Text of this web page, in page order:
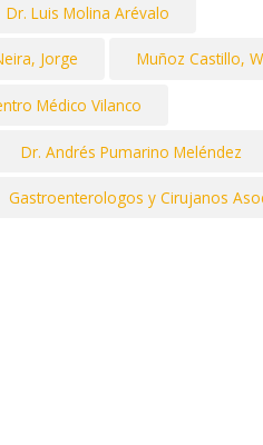
Dr. Luis Molina Arévalo
Jorge Muñoz Castillo,
Médico Vilanco
Dr. Andrés Pumarino Meléndez
Gastroenterologos y Cirujanos